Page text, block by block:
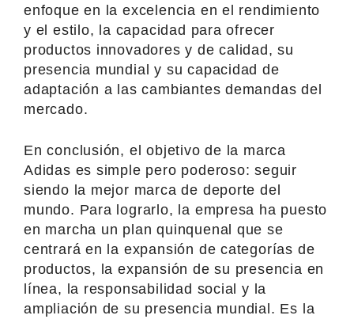
enfoque en la excelencia en el rendimiento
y el estilo, la capacidad para ofrecer
productos innovadores y de calidad, su
presencia mundial y su capacidad de
adaptación a las cambiantes demandas del
mercado.
En conclusión, el objetivo de la marca
Adidas es simple pero poderoso: seguir
siendo la mejor marca de deporte del
mundo. Para lograrlo, la empresa ha puesto
en marcha un plan quinquenal que se
centrará en la expansión de categorías de
productos, la expansión de su presencia en
línea, la responsabilidad social y la
ampliación de su presencia mundial. Es la